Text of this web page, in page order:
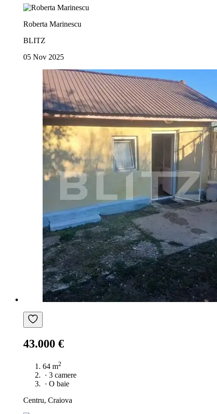
Roberta Marinescu
BLITZ
05 Nov 2025
43.000 €
64 m2
· 3 camere
· O baie
Centru, Craiova